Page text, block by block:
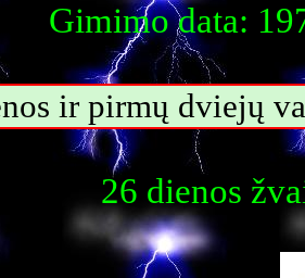
Gimimo data:
ir pirmų dviejų
26 dienos